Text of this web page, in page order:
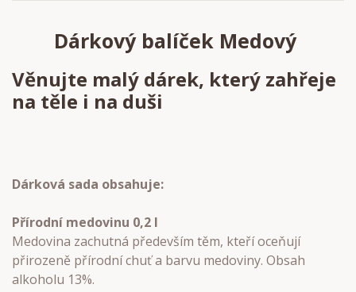
Dárkový balíček Medový
Věnujte malý dárek, který zahřeje
na těle i na duši
Dárková sada obsahuje:
Přírodní medovinu 0,2 l
Medovina zachutná především těm, kteří oceňují
přirozeně přírodní chuť a barvu medoviny. Obsah
alkoholu 13%.